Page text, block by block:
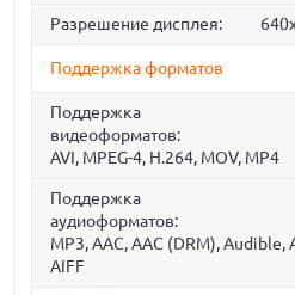
Разрешение дисплея:
Поддержка форматов
Поддержка
видеоформатов:
AVI, MPEG-4, H.264, MOV, MP4
Поддержка
аудиоформатов:
MP3, AAC, AAC (DRM), Audible,
AIFF